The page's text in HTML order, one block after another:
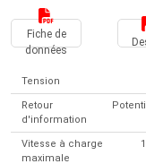
Norsk (NOK)
Suomi (EUR)
Svenska (SEK)
Fiche de
données
Tension
Retour
d'information
Vitesse à charge
maximale